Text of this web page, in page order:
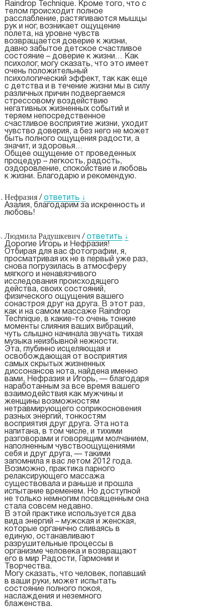
Raindrop Technique. Кроме того, что с
телом происходит полное
расслабление, растягиваются мышцы
рук и ног, возникает ощущение
полета, на уровне чувств
возвращается доверие к жизни,
давно забытое детское счастливое
состояние – доверие к жизни… Как
психолог, могу сказать, что это имеет
очень положительный
психологический эффект, так как еще
с детства и в течение жизни мы в силу
различных причин подвергаемся
стрессовому воздействию
негативных жизненных событий и
теряем непосредственное
счастливое восприятие жизни, уходит
чувство доверия, а без него не может
быть полного ощущения радости, а
значит, и здоровья…
Общее ощущение от проведенных
процедур – легкость, радость,
оздоровление, спокойствие и любовь
к жизни. Благодарю и рекомендую.
Нефразия / ответить ↓
Азалия, благодарим за искренность и
любовь!
Людмила Радушкевич / ответить ↓
Дорогие Игорь и Нефразия!
Отбирая для вас фотографии, я,
просматривая их не в первый уже раз,
снова погрузилась в атмосферу
мягкого и ненавязчивого
исследования происходящего
действа, своих состояний,
физического ощущения вашего
сонастроя друг на друга. В этот раз,
как и на самом массаже Raindrop
Technique, в какие-то очень тонкие
моменты слияния ваших вибраций,
чуть слышно начинала звучать тихая
музыка неизбывной нежности.
Эта, глубинно исцеляющая и
освобождающая от восприятия
самых скрытых жизненных
диссонансов нота, найдена именно
вами, Нефразия и Игорь, — благодаря
наработанным за все время вашего
взаимодействия как мужчины и
женщины возможностям
нетравмирующего соприкосновения
разных энергий, тонкостям
восприятия друг друга. Эта нота
напитана, в том числе, и тихими
разговорами и говорящим молчанием,
наполненным чувствоощущениями
себя и друг друга, — такими
запомнила я вас летом 2012 года.
Возможно, практика парного
релаксирующего массажа
существовала и раньше и прошла
испытание временем. Но доступной
не только немногим посвященным она
стала совсем недавно.
В этой практике используется два
вида энергий – мужская и женская,
которые органично сливаясь в
единую, останавливают
разрушительные процессы в
организме человека и возвращают
его в мир Радости, Гармонии и
Творчества.
Могу сказать, что человек, попавший
в ваши руки, может испытать
состояние полного покоя,
наслаждения и неземного
блаженства.